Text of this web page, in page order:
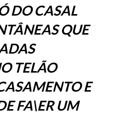
DO CASAL
QUE
TELÃO
E
FA\ER UM